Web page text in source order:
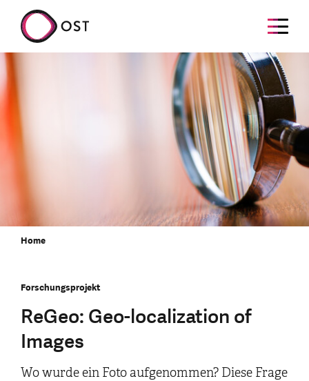
Home
Forschungsprojekt
ReGeo: Geo-localization of
Images
Wo wurde ein Foto aufgenommen? Diese Frage